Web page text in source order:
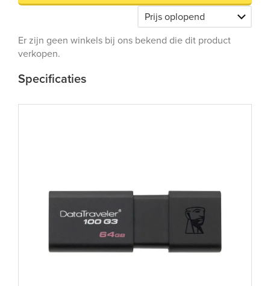
Er zijn geen winkels bij ons bekend die dit product
verkopen.
Specificaties